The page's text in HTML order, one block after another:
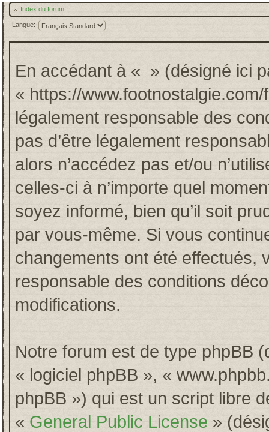
Index du forum
Langue:
En accédant à « » (désigné ici
« https://
légalement responsable des
pas d’être légalement
alors n’accédez pas et/ou
celles-ci à n’importe quel
soyez informé, bien qu’il soit
par vous-même. Si vous
changements ont été effectués,
responsable des conditions
modifications.
Notre forum est de type phpBB
« logiciel phpBB », «
phpBB ») qui est un script libre
« General Public License »